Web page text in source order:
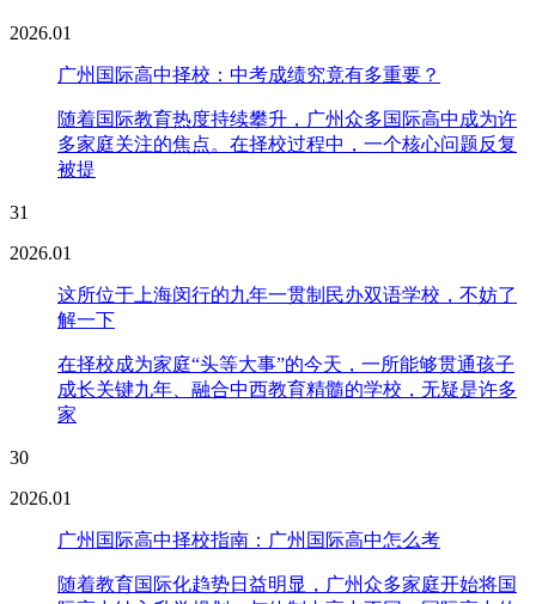
2026.01
广州国际高中择校：中考成绩究竟有多重要？
随着国际教育热度持续攀升，广州众多国际高中成为许
多家庭关注的焦点。在择校过程中，一个核心问题反复
被提
31
2026.01
这所位于上海闵行的九年一贯制民办双语学校，不妨了
解一下
在择校成为家庭“头等大事”的今天，一所能够贯通孩子
成长关键九年、融合中西教育精髓的学校，无疑是许多
家
30
2026.01
广州国际高中择校指南：广州国际高中怎么考
随着教育国际化趋势日益明显，广州众多家庭开始将国